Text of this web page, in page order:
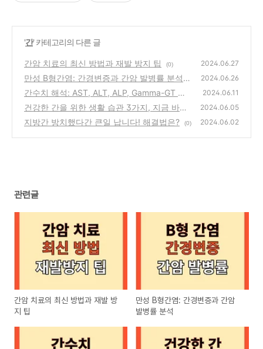
'간' 카테고리의 다른 글
간암 치료의 최신 방법과 재발 방지 팁 (0) 2024.06.27
만성 B형간염: 간경변증과 간암 발병률 분석
(0)
2024.06.26
간수치 해석: AST, ALT, ALP, Gamma-GT 등
(0)
2024.06.11
건강한 간을 위한 생활 습관 3가지, 지금 바로
시작!
(0)
2024.06.05
지방간 방치했다간 큰일 납니다! 해결법은? (0) 2024.06.02
관련글
간암 치료의 최신 방법과 재발 방
지 팁
만성 B형간염: 간경변증과 간암
발병률 분석